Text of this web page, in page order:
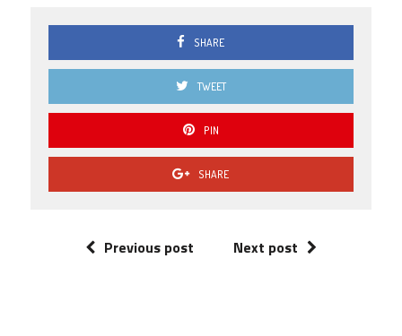
0 ( 0 % )
0.0
0 ( 0 % )
SHARE
TWEET
PIN
SHARE
Previous post Next post